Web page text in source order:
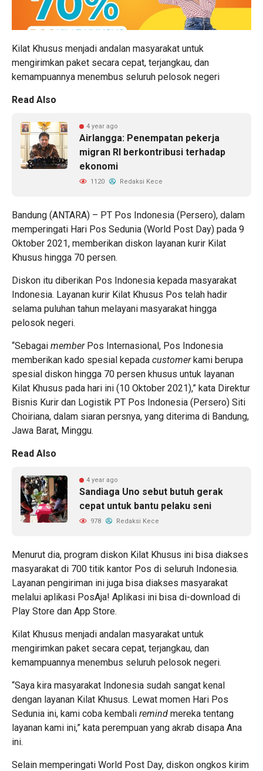
Kilat Khusus menjadi andalan masyarakat untuk
mengirimkan paket secara cepat, terjangkau, dan
kemampuannya menembus seluruh pelosok negeri
Read Also
4 year ago
Airlangga: Penempatan pekerja
migran RI berkontribusi terhadap
ekonomi
1120 Redaksi Kece
Bandung (ANTARA) – PT Pos Indonesia (Persero), dalam
memperingati Hari Pos Sedunia (World Post Day) pada 9
Oktober 2021, memberikan diskon layanan kurir Kilat
Khusus hingga 70 persen.
Diskon itu diberikan Pos Indonesia kepada masyarakat
Indonesia. Layanan kurir Kilat Khusus Pos telah hadir
selama puluhan tahun melayani masyarakat hingga
pelosok negeri.
“Sebagai memberPos Internasional, Pos Indonesia
memberikan kado spesial kepada customerkami berupa
spesial diskon hingga 70 persen khusus untuk layanan
Kilat Khusus pada hari ini (10 Oktober 2021),” kata Direktur
Bisnis Kurir dan Logistik PT Pos Indonesia (Persero) Siti
Choiriana, dalam siaran persnya, yang diterima di Bandung,
Jawa Barat, Minggu.
Read Also
4 year ago
Sandiaga Uno sebut butuh gerak
cepat untuk bantu pelaku seni
978 Redaksi Kece
Menurut dia, program diskon Kilat Khusus ini bisa diakses
masyarakat di 700 titik kantor Pos di seluruh Indonesia.
Layanan pengiriman ini juga bisa diakses masyarakat
melalui aplikasi PosAja! Aplikasi ini bisa di-download di
Play Store dan App Store.
Kilat Khusus menjadi andalan masyarakat untuk
mengirimkan paket secara cepat, terjangkau, dan
kemampuannya menembus seluruh pelosok negeri.
“Saya kira masyarakat Indonesia sudah sangat kenal
dengan layanan Kilat Khusus. Lewat momen Hari Pos
Sedunia ini, kami coba kembali remind mereka tentang
layanan kami ini,” kata perempuan yang akrab disapa Ana
ini.
Selain memperingati World Post Day, diskon ongkos kirim